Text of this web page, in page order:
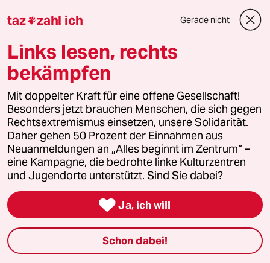
dem anderen das
Kochlöffelverhältnis.
kurz - All des gibt´s für klein Geld
inne Kar&Pantoffelhandlung.
Randgruppenjournalismus - wie Harry
Rowohlt einst mal anmerkte.
8G 88181 (Profil gelöscht)
@Lowandorder:
Ich kannte mal einen, der mir
glaubhaft versicherte, dass die ihm
einzig mögliche Art Sex zu haben, die
Penetration des Auspuffes seines
taz zahl ich Gerade nicht
Links lesen, rechts
bekämpfen
Mit doppelter Kraft für eine offene Gesellschaft!
Besonders jetzt brauchen Menschen, die sich gegen
Rechtsextremismus einsetzen, unsere Solidarität.
Daher gehen 50 Prozent der Einnahmen aus
Neuanmeldungen an „Alles beginnt im Zentrum“ –
eine Kampagne, die bedrohte linke Kulturzentren
und Jugendorte unterstützt. Sind Sie dabei?
 Ja, ich will
Schon dabei!